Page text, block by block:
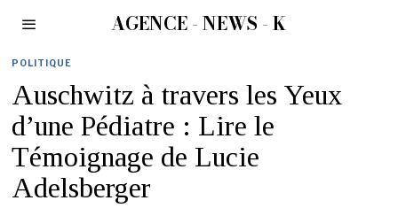
AGENCE - NEWS - K
POLITIQUE
Auschwitz à travers les Yeux
d’une Pédiatre : Lire le
Témoignage de Lucie
Adelsberger